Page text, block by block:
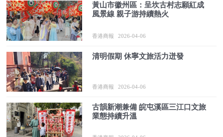
黃山市徽州區：呈坎古村志願紅成
風景線 親子游持續熱火
香港商報 2026-04-06
清明假期 休寧文旅活力迸發
香港商報 2026-04-06
古韻新潮兼備 皖屯溪區三江口文旅
業態持續升溫